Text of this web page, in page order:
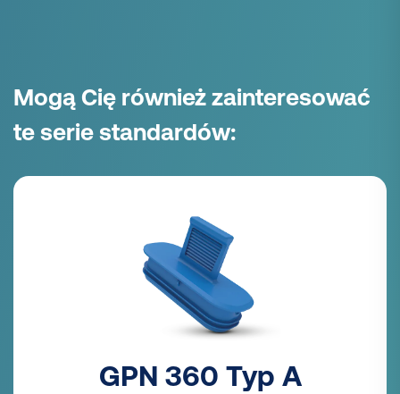
Mogą Cię również zainteresować
te serie standardów:
GPN 360 Typ A